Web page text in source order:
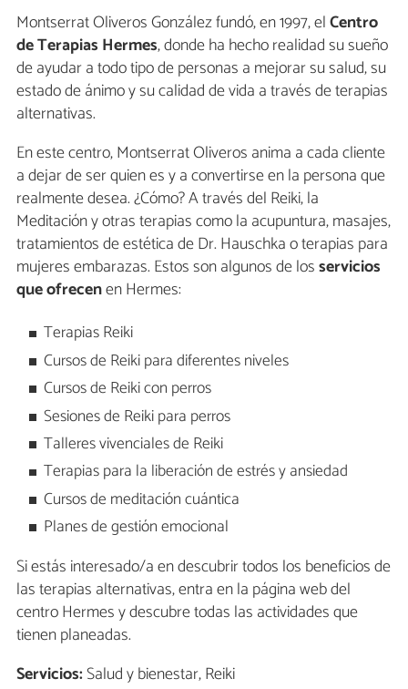
Montserrat Oliveros González fundó, en 1997, elCentro
de Terapias Hermes, donde ha hecho realidad su sueño
de ayudar a todo tipo de personas a mejorar su salud, su
estado de ánimo y su calidad de vida a través de terapias
alternativas.
En este centro, Montserrat Oliveros anima a cada cliente
a dejar de ser quien es y a convertirse en la persona que
realmente desea. ¿Cómo? A través del Reiki, la
Meditación y otras terapias como la acupuntura, masajes,
tratamientos de estética de Dr. Hauschka o terapias para
mujeres embarazas. Estos son algunos de losservicios
que ofrecenen Hermes:
Terapias Reiki
Cursos de Reiki para diferentes niveles
Cursos de Reiki con perros
Sesiones de Reiki para perros
Talleres vivenciales de Reiki
Terapias para la liberación de estrés y ansiedad
Cursos de meditación cuántica
Planes de gestión emocional
Si estás interesado/a en descubrir todos los beneficios de
las terapias alternativas, entra en la página web del
centro Hermes y descubre todas las actividades que
tienen planeadas.
Servicios:Salud y bienestar, Reiki